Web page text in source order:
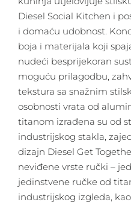
Diesel Social Kitchen i
i domaću udobnost.
boja i materijala koji
nudeći besprijekoran
moguću prilagodbu,
tekstura sa snažnim
osobnosti vrata od
titanom izrađena su od
industrijskog stakla,
dizajn Diesel Get
neviđene vrste ručki –
jedinstvene ručke od
industrijskog izgleda,